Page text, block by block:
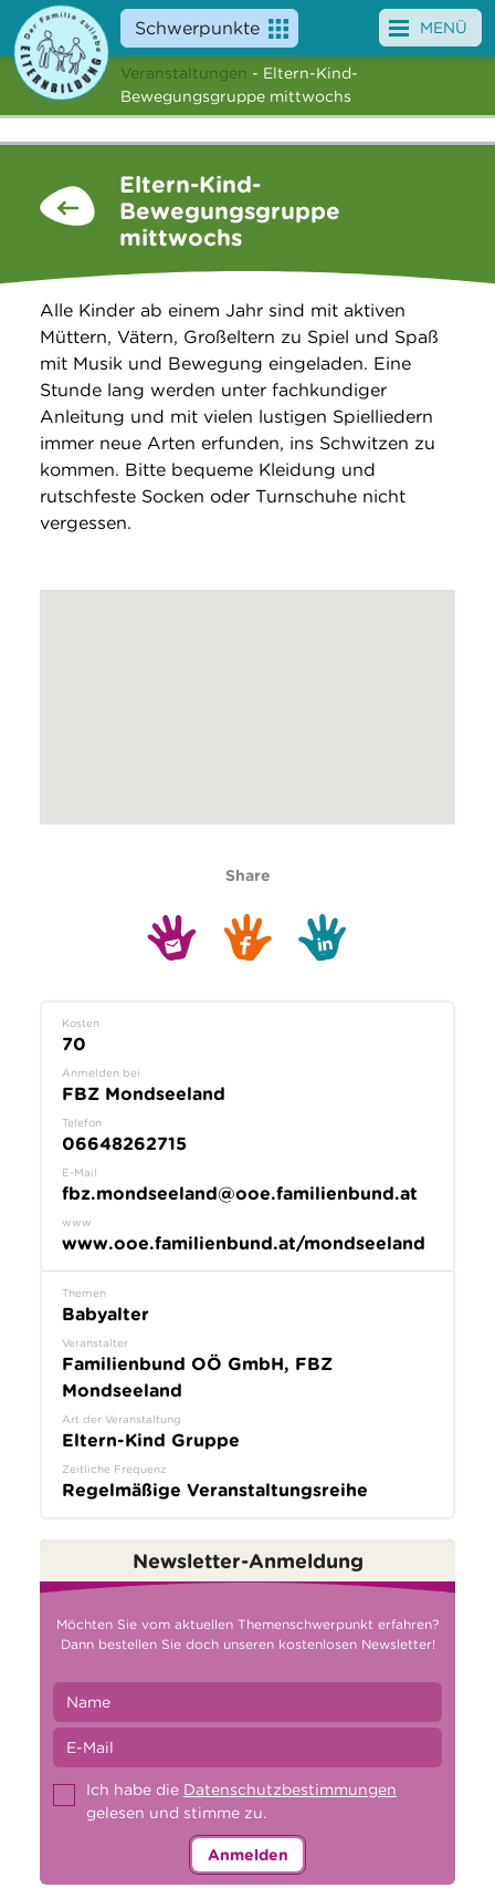
Schwerpunkte
Angebote
News
Suche
MENÜ
Veranstaltungen - Eltern-Kind-
Bewegungsgruppe mittwochs
Eltern-Kind-
Bewegungsgruppe
mittwochs
Alle Kinder ab einem Jahr sind mit aktiven
Müttern, Vätern, Großeltern zu Spiel und Spaß
mit Musik und Bewegung eingeladen. Eine
Stunde lang werden unter fachkundiger
Anleitung und mit vielen lustigen Spielliedern
immer neue Arten erfunden, ins Schwitzen zu
kommen. Bitte bequeme Kleidung und
rutschfeste Socken oder Turnschuhe nicht
vergessen.
Share
Kosten
70
Anmelden bei
FBZ Mondseeland
Telefon
06648262715
E-Mail
fbz.mondseeland@ooe.familienbund.at
www
www.ooe.familienbund.at/mondseeland
Themen
Babyalter
Veranstalter
Familienbund OÖ GmbH, FBZ
Mondseeland
Art der Veranstaltung
Eltern-Kind Gruppe
Zeitliche Frequenz
Regelmäßige Veranstaltungsreihe
Newsletter-Anmeldung
Möchten Sie vom aktuellen Themenschwerpunkt erfahren?
Dann bestellen Sie doch unseren kostenlosen Newsletter!
Ich habe die Datenschutzbestimmungen
gelesen und stimme zu.
Anmelden